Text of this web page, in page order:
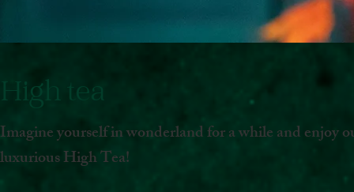
High tea
Imagine yourself in wonderland for a while and enjoy
luxurious High Tea!